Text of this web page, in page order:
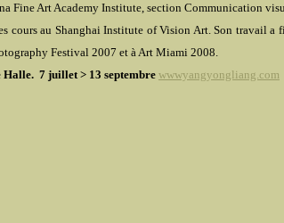
Fine Art Academy Institute, section Communication
cours au Shanghai Institute of Vision Art. Son travail a
Festival 2007 et à Art Miami 2008.
Halle. 7 juillet > 13 septembrewwwyangyongliang.com